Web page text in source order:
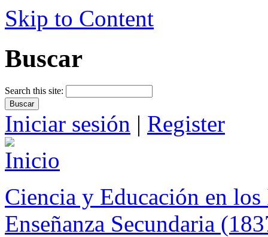
Skip to Content
Buscar
Search this site:
Iniciar sesión | Register
Ciencia y Educación en
Enseñanza Secundaria